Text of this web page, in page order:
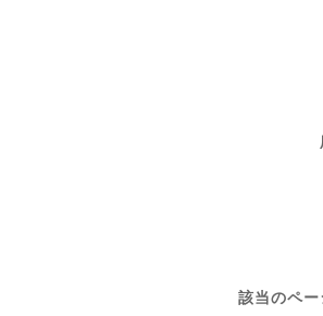
該当のペー